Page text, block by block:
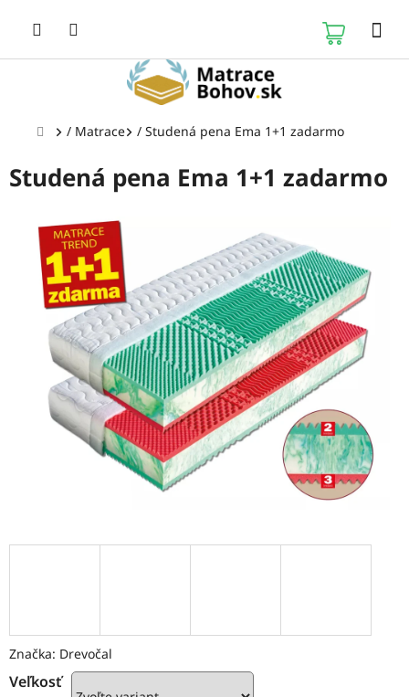
Domov
/ Matrace / Studená pena Ema 1+1 zadarmo
Studená pena Ema 1+1 zadarmo
Veľkosť
Značka: Drevočal